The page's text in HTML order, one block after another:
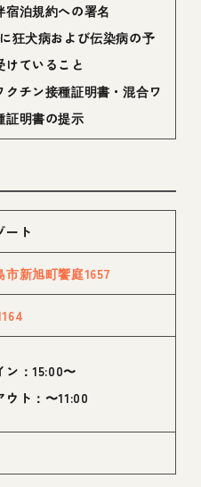
宿泊規約への署名
狂犬病および伝染病の予
けていること
クチン接種証明書・混合ワ
証明書の提示
ート
市新旭町饗庭1657
ン：15:00〜
ウト：〜11:00